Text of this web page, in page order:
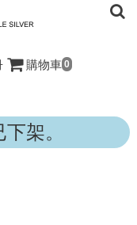
購物車 0
架。